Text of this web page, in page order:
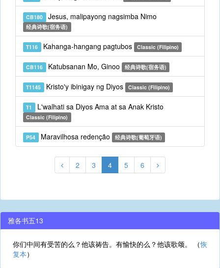
CB180 Jesus, malipayong nagsimba Nimo
经典诗歌(宿务语)
T116 Kahanga-hangang pagtubos Classic (Filipino)
CB116 Katubsanan Mo, Ginoo 经典诗歌(宿务语)
T1145 Kristo'y ibinigay ng Diyos Classic (Filipino)
T1 L'walhati sa Diyos Ama at sa Anak Kristo
Classic (Filipino)
P54 Maravilhosa redenção 经典诗歌(葡萄牙语)
2 3 4 5 6
雅各书五13
你们中间有受苦的么？他该祷告。有愉快的么？他该歌颂。 （恢
复本）